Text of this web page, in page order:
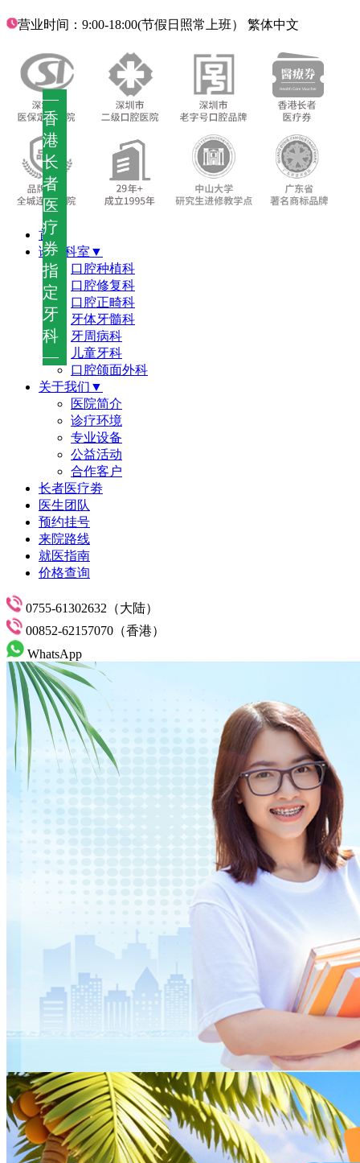
—
香
港
长
者
医
疗
券
指
定
牙
科
—
营业时间：9:00-18:00(节假日照常上班） 繁体中文
首页
诊疗科室▼
口腔种植科
口腔修复科
口腔正畸科
牙体牙髓科
牙周病科
儿童牙科
口腔颌面外科
关于我们▼
医院简介
诊疗环境
专业设备
公益活动
合作客户
长者医疗劵
医生团队
预约挂号
来院路线
就医指南
价格查询
0755-61302632（大陆）
00852-62157070（香港）
WhatsApp